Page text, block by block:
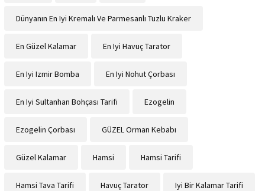
Dünyanın En Iyi Kremalı Ve Parmesanlı Tuzlu Kraker
En Güzel Kalamar En Iyi Havuç Tarator
En Iyi Izmir Bomba En Iyi Nohut Çorbası
En Iyi Sultanhan Bohçası Tarifi Ezogelin
Ezogelin Çorbası GÜZEL Orman Kebabı
Güzel Kalamar Hamsi Hamsi Tarifi
Hamsi Tava Tarifi Havuç Tarator Iyi Bir Kalamar Tarifi